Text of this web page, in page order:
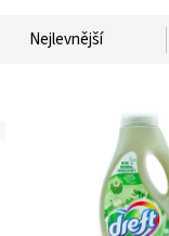
Nejlevnější